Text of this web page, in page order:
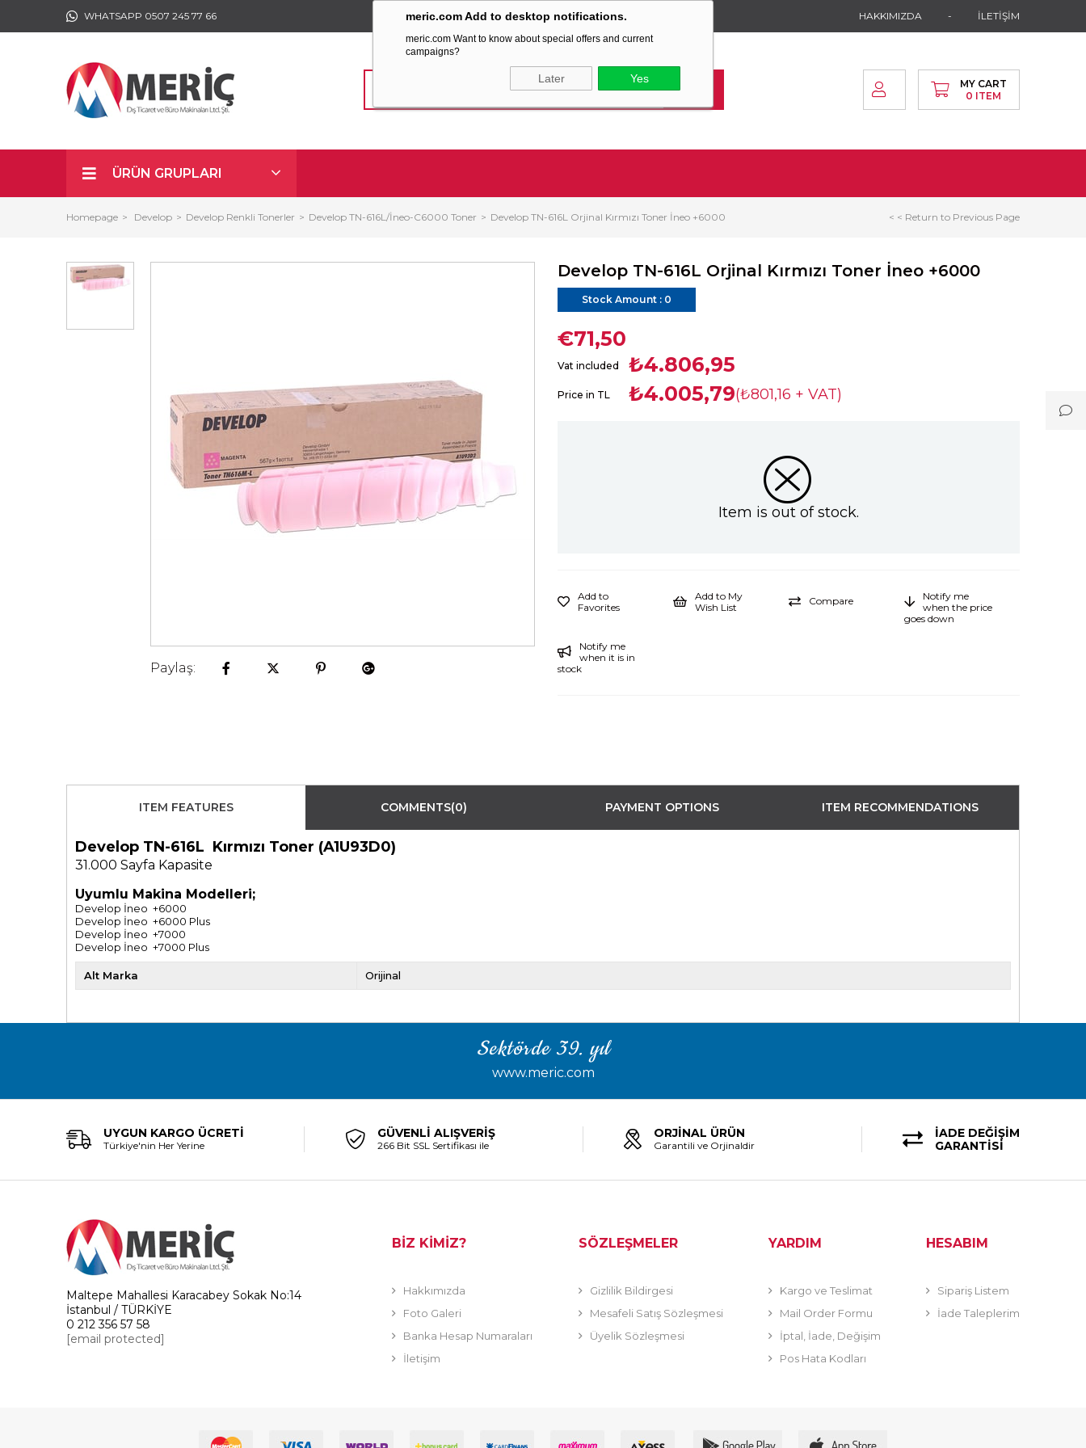
meric.com Add to desktop notifications.
meric.com Want to know about special offers and current
campaigns?
Later Yes
WHATSAPP 0507 245 77 66 SABİT KARGO ÜCRETİ HAKKIMIZDA İLETİŞİM
MY CART
0 ITEM
ÜRÜN GRUPLARI
Homepage Develop Develop Renkli Tonerler Develop TN-616L/İneo-C6000 Toner Develop TN-616L Orjinal Kırmızı Toner İneo +6000 < < Return to Previous Page
Paylaş:
Develop TN-616L Orjinal Kırmızı Toner İneo +6000
Stock Amount : 0
€71,50
Vat included ₺4.806,95
Price in TL ₺4.005,79(₺801,16 + VAT)
Item is out of stock.
Add to
Favorites
Add to My
Wish List
Compare
Notify me
when the price
goes down
Notify me
when it is in
stock
ITEM FEATURES COMMENTS(0) PAYMENT OPTIONS ITEM RECOMMENDATIONS
Develop TN-616L Kırmızı Toner (A1U93D0)
31.000 Sayfa Kapasite
Uyumlu Makina Modelleri;
Develop İneo +6000
Develop İneo +6000 Plus
Develop İneo +7000
Develop İneo +7000 Plus
Alt Marka Orijinal
Sektörde 39. yıl
www.meric.com
UYGUN KARGO ÜCRETİ
Türkiye'nin Her Yerine
GÜVENLİ ALIŞVERİŞ
266 Bit SSL Sertifikası ile
ORJİNAL ÜRÜN
Garantili ve Orjinaldir
İADE DEĞİŞİM
GARANTİSİ
Maltepe Mahallesi Karacabey Sokak No:14
İstanbul / TÜRKİYE
0 212 356 57 58
[email protected]
BİZ KİMİZ?
Hakkımızda
Foto Galeri
Banka Hesap Numaraları
İletişim
SÖZLEŞMELER
Gizlilik Bildirgesi
Mesafeli Satış Sözleşmesi
Üyelik Sözleşmesi
YARDIM
Kargo ve Teslimat
Mail Order Formu
İptal, İade, Değişim
Pos Hata Kodları
HESABIM
Sipariş Listem
İade Taleplerim